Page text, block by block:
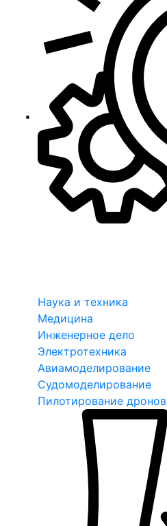
Наука и техника
Медицина
Инженерное дело
Электротехника
Авиамоделирование
Судомоделирование
Пилотирование дронов